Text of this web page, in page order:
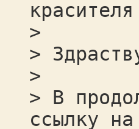
красителя
>
>
>
> В
ссылку на